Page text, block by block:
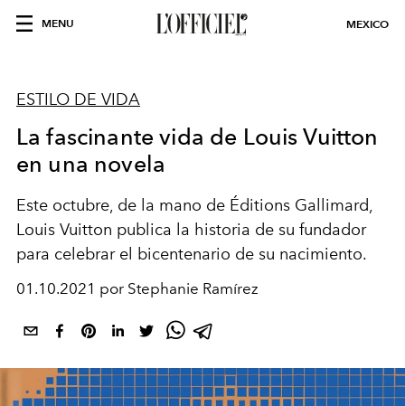
MENU MEXICO
ESTILO DE VIDA
La fascinante vida de Louis Vuitton
en una novela
Este octubre, de la mano de Éditions Gallimard,
Louis Vuitton publica la historia de su fundador
para celebrar el bicentenario de su nacimiento.
01.10.2021 por Stephanie Ramírez